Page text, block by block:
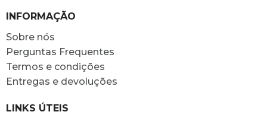
INFORMAÇÃO
Sobre nós
Perguntas Frequentes
Termos e condições
Entregas e devoluções
LINKS ÚTEIS